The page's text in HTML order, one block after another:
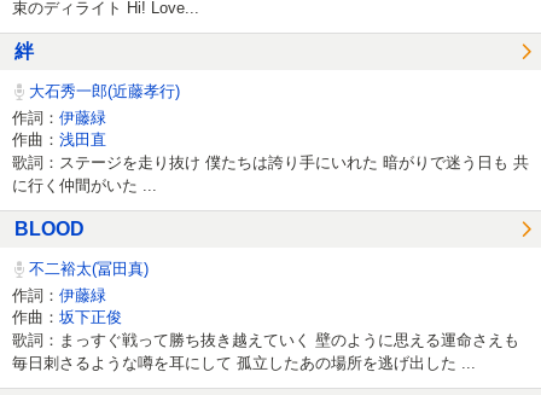
束のディライト Hi! Love...
絆
大石秀一郎(近藤孝行)
作詞： 伊藤緑
作曲： 浅田直
歌詞：ステージを走り抜け 僕たちは誇り手にいれた 暗がりで迷う日も 共
に行く仲間がいた ...
BLOOD
不二裕太(冨田真)
作詞： 伊藤緑
作曲： 坂下正俊
歌詞：まっすぐ戦って勝ち抜き越えていく 壁のように思える運命さえも
毎日刺さるような噂を耳にして 孤立したあの場所を逃げ出した ...